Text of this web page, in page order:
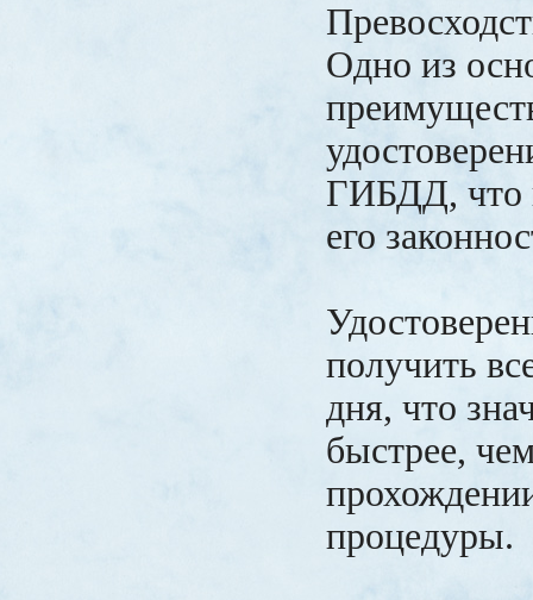
Одно из
ГИБДД, что
его
получить
дня, что
быстрее,
процедуры.